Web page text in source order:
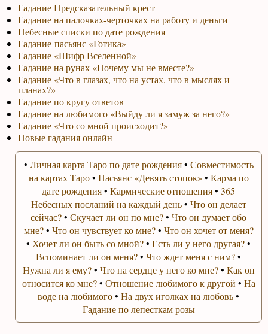
Гадание Предсказательный крест
Гадание на палочках-черточках на работу и деньги
Небесные списки по дате рождения
Гадание-пасьянс «Готика»
Гадание «Шифр Вселенной»
Гадание на рунах «Почему мы не вместе?»
Гадание «Что в глазах, что на устах, что в мыслях и
планах?»
Гадание по кругу ответов
Гадание на любимого «Выйду ли я замуж за него?»
Гадание «Что со мной происходит?»
Новые гадания онлайн
• Личная карта Таро по дате рождения• Совместимость
на картах Таро• Пасьянс «Девять стопок» • Карма по
дате рождения•Кармические отношения•365
Небесных посланий на каждый день• Что он делает
сейчас?•Скучает ли он по мне?•Что он думает обо
мне?• Что он чувствует ко мне?• Что он хочет от меня?
• Хочет ли он быть со мной?•Есть ли у него другая?•
Вспоминает ли он меня?•Что ждет меня с ним?•
Нужна ли я ему?• Что на сердце у него ко мне?• Как он
относится ко мне?• Отношение любимого к другой • На
воде на любимого•На двух иголках на любовь•
Гадание по лепесткам розы